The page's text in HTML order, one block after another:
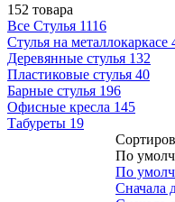
152 товара
Все Стулья 1116
Стулья на металлокаркасе
Деревянные стулья 132
Пластиковые стулья 40
Барные стулья 196
Офисные кресла 145
Табуреты 19
По
По
Сначала